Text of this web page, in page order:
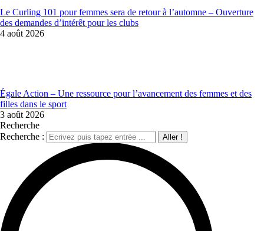
Le Curling 101 pour femmes sera de retour à l’automne – Ouverture
des demandes d’intérêt pour les clubs
4 août 2026
Égale Action – Une ressource pour l’avancement des femmes et des
filles dans le sport
3 août 2026
Recherche
Recherche :